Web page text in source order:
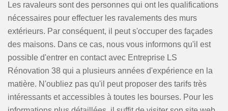
Les ravaleurs sont des personnes qui ont les qualifications
nécessaires pour effectuer les ravalements des murs
extérieurs. Par conséquent, il peut s'occuper des façades
des maisons. Dans ce cas, nous vous informons qu'il est
possible d'entrer en contact avec Entreprise LS
Rénovation 38 qui a plusieurs années d'expérience en la
matière. N'oubliez pas qu'il peut proposer des tarifs très
intéressants et accessibles à toutes les bourses. Pour les